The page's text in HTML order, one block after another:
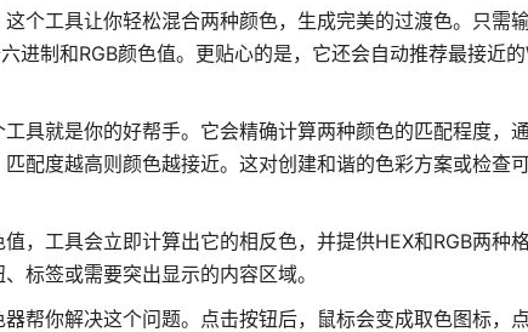
个工具让你轻松混合两种颜色，生成完美的过渡色。只需
进制和RGB颜色值。更贴心的是，它还会自动推荐最接近
具就是你的好帮手。它会精确计算两种颜色的匹配程度，
配度越高则颜色越接近。这对创建和谐的色彩方案或检查
，工具会立即计算出它的相反色，并提供HEX和RGB两种格
标签或需要突出显示的内容区域。
帮你解决这个问题。点击按钮后，鼠标会变成取色图标，